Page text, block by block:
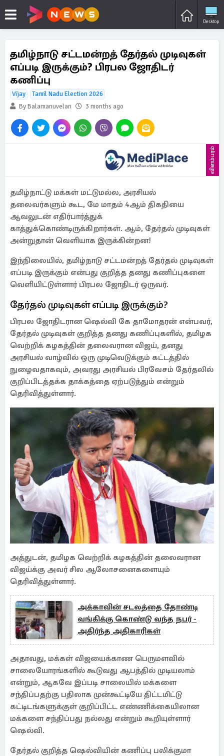
Desktop
தமிழ்நாடு சட்டமன்றத் தேர்தல் முடிவுகள்
எப்படி இருக்கும்? பிரபல ஜோதிடர்
கணிப்பு
Vijay
Tamil Nadu Election 2026
By Balamanuvelan
3 months ago
விளம்பரம்
தமிழ்நாட்டு மக்கள் மட்டுமல்ல, அரசியல்
தலைவர்களும் கூட, மே மாதம் 4ஆம் திகதியை
ஆவலுடன் எதிர்பார்த்துக்
காத்துக்கொண்டிருக்கிறார்கள். ஆம், தேர்தல் முடிவுகள்
அன்றுதான் வெளியாக இருக்கின்றன!
இந்நிலையில், தமிழ்நாடு சட்டமன்றத் தேர்தல் முடிவுகள்
எப்படி இருக்கும் என்பது குறித்த தனது கணிப்புகளை
வெளியிட்டுள்ளார் பிரபல ஜோதிடர் ஒருவர்.
தேர்தல் முடிவுகள் எப்படி இருக்கும்?
பிரபல ஜோதிடரான ஷெல்வி கே தாமோதரன் என்பவர்,
தேர்தல் முடிவுகள் குறித்த தனது கணிப்புகளில், தமிழக
வெற்றிக் கழகத்தின் தலைவரான விஜய், தனது
அரசியல் வாழ்வில் ஒரு முடிவெடுக்கும் கட்டத்தில்
நுழைவதாகவும், அவரது அரசியல் பிரவேசம் தேர்தலில்
குறிப்பிடத்தக்க தாக்கத்தை ஏற்படுத்தும் என்றும்
தெரிவித்துள்ளார்.
அத்துடன், தமிழக வெற்றிக் கழகத்தின் தலைவரான
விஜய்க்கு அவர் சில ஆலோசனைகளையும்
தெரிவித்துள்ளார்.
அக்காவின் சடலத்தை தோண்டி
வங்கிக்கு கொண்டு வந்த நபர் -
அதிர்ந்த அதிகாரிகள்
அதாவது, மக்கள் விஜயைக்காண பெருமளவில்
சாலையோரங்களில் கூடுவது ஆபத்தில் முடியலாம்
என்றும், ஆகவே இப்படி சாலையில் மக்களை
சந்திப்பதற்கு பதிலாக முன்கூட்டியே திட்டமிட்டு
கட்டிடங்களுக்குள் குறிப்பிட்ட எண்ணிக்கையிலான
மக்களை சந்திப்பது நல்லது என்றும் கூறியுள்ளார்
ஷெல்வி.
தேர்தல் குறித்த ஷெல்வியின் கணிப்பு பலிக்குமா